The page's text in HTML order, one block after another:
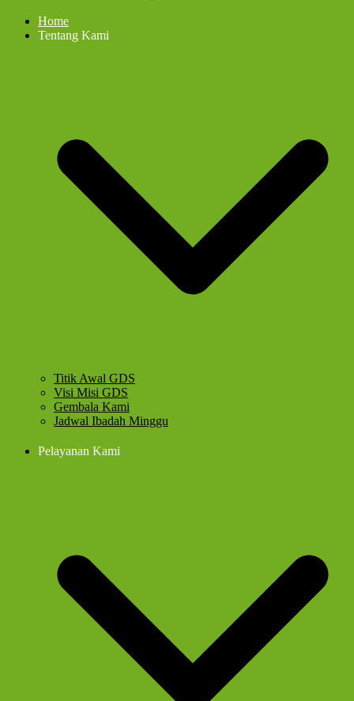
Home
Tentang Kami
Titik Awal GDS
Visi Misi GDS
Gembala Kami
Jadwal Ibadah Minggu
Pelayanan Kami